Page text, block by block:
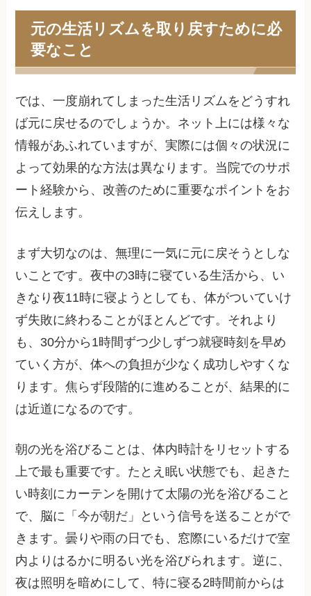
元の生活リズムを取り戻すために必
要なこと
では、一度崩れてしまった生活リズムをどうすれ
ば元に戻せるのでしょうか。ネット上には様々な
情報があふれていますが、実際には個々の状況に
よって効果的な方法は異なります。当院でのサポ
ート経験から、改善のために重要なポイントをお
伝えします。
まず大切なのは、無理に一気に元に戻そうとしな
いことです。夜中の3時に寝ている生活から、い
きなり夜11時に寝ようとしても、体がついていけ
ず失敗に終わることがほとんどです。それより
も、30分から1時間ずつ少しずつ就寝時刻を早め
ていく方が、体への負担が少なく成功しやすくな
ります。焦らず段階的に進めることが、結果的に
は近道になるのです。
朝の光を浴びることは、体内時計をリセットする
上で最も重要です。たとえ眠い状態でも、起きた
い時刻にカーテンを開けて太陽の光を浴びること
で、脳に「今が朝だ」という信号を送ることがで
きます。曇りや雨の日でも、窓際にいるだけで室
内よりはるかに明るい光を浴びられます。逆に、
夜は照明を暗めにして、特に寝る2時間前からは